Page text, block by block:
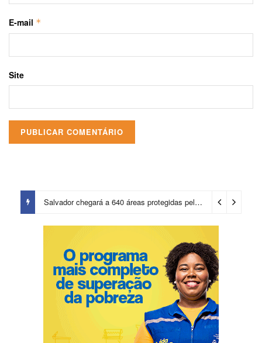
E-mail *
Site
Salvador chegará a 640 áreas protegidas pela Prefeitura com investimentos em contenções de encostas e prevenção de riscos